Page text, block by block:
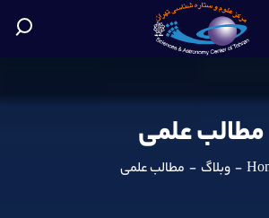
مطالب علمی
- وبلاگ - مطالب علمی